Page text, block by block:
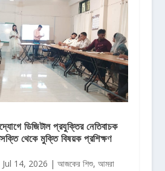
ডিজিটাল প্রযুক্তির নেতিবাচক
থেকে মুক্তি বিষয়ক প্রশিক্ষণ
Jul 14, 2026 | আজকের শিশু, আমরা